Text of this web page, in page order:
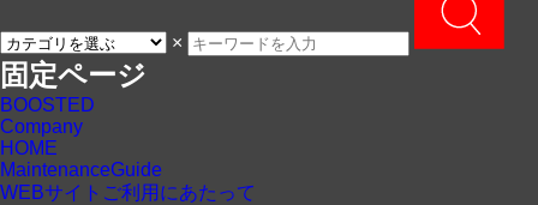
Maintenance Guide
Contact
×
固定ページ
BOOSTED
Company
HOME
MaintenanceGuide
WEBサイトご利用にあたって